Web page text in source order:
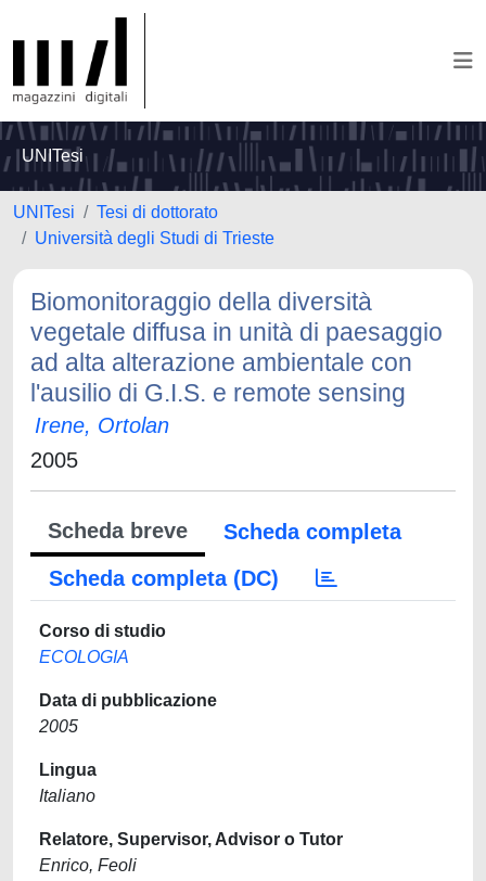
UNITesi
UNITesi
Tesi di dottorato
Università degli Studi di Trieste
Biomonitoraggio della diversità
vegetale diffusa in unità di paesaggio
ad alta alterazione ambientale con
l'ausilio di G.I.S. e remote sensing
Irene, Ortolan
2005
Scheda breve
Scheda completa
Scheda completa (DC)
Corso di studio
ECOLOGIA
Data di pubblicazione
2005
Lingua
Italiano
Relatore, Supervisor, Advisor o Tutor
Enrico, Feoli